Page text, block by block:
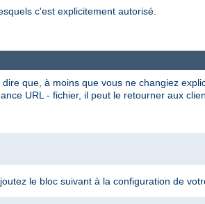
c'est explicitement autorisé.
que, à moins que vous ne changiez
URL - fichier, il peut le retourner aux
le bloc suivant à la configuration de